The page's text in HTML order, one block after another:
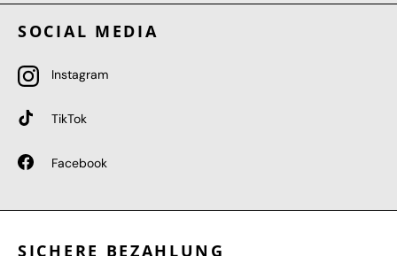
SOCIAL MEDIA
Instagram
TikTok
Facebook
SICHERE BEZAHLUNG